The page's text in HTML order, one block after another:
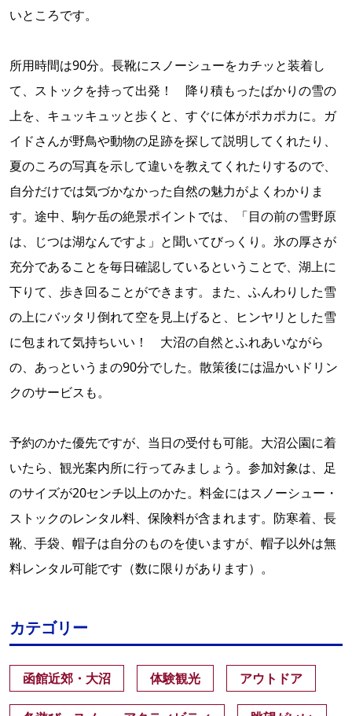
いところです。
所用時間は90分。長靴にスノーシューをカチッと装着し
て、ストックを持って出発！ 降り積もったばかりの雪の
上を、キュッキュッと歩くと、すぐに体がポカポカに。ガ
イドさんが野鳥や動物の足跡を探して説明してくれたり、
夏のころの写真を示して違いを教えてくれたりするので、
自分だけでは気づかなかった自然の魅力がよくわかりま
す。途中、駒ケ岳の絶景ポイントでは、「目の前の雪野原
は、じつは湖なんですよ」と聞いてびっくり。氷の厚さが
充分であることを毎日確認しているということで、湖上に
下りて、歩き回ることができます。また、ふんわりした雪
の上にバッタリ倒れて空を見上げると、ヒンヤリとした雪
に包まれて気持ちいい！ 大沼の自然とふれあいながら
の、あっというまの90分でした。散策後には温かいドリン
クのサービスも。
予約のかた優先ですが、当日の受付も可能。大沼公園に着
いたら、観光案内所に行ってみましょう。参加対象は、足
のサイズが20センチ以上のかた。料金にはスノーシュー・
ストックのレンタル料、保険料が含まれます。防寒着、長
靴、手袋、帽子は自分のものを使いますが、帽子以外は無
料レンタル可能です（数に限りがあります）。
カテゴリー
函館近郊・大沼 体験観光 アウトドア